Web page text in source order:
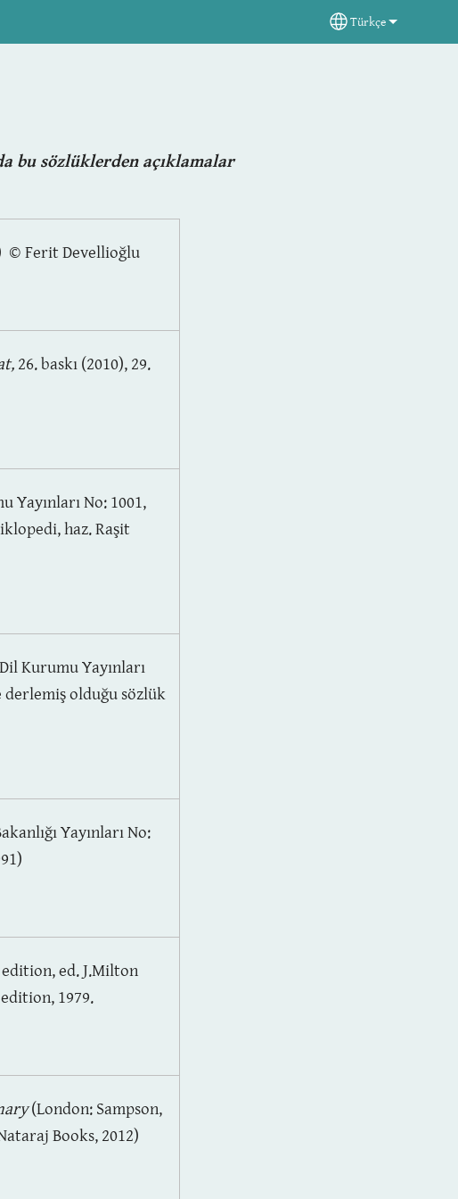
Select your
Türkçe
bu sözlüklerden açıklamalar
© Ferit Devellioğlu
26. baskı (2010), 29.
Yayınları No: 1001,
haz. Raşit
Kurumu Yayınları
derlemiş olduğu sözlük
Yayınları No:
edition, ed. J.Milton
1979.
(London: Sampson,
Books, 2012)